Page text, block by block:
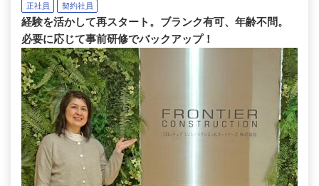
正社員 契約社員
経験を活かして再スタート。ブランク有可、年齢不問。
必要に応じて事前研修でバックアップ！